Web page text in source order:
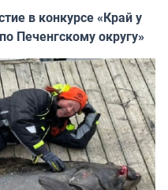
в конкурсе «Край у
Печенгскому округу»